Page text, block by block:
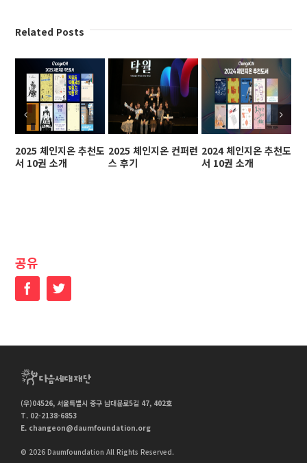
Related Posts
2025 체인지온 추천도
서 10권 소개
2025 체인지온 컨퍼런
스 후기
2024 체인지온 추천도
서 10권 소개
공유
FacebookTwitter
(우)04526, 서울특별시 중구 남대문로5길 47, 402호
T. 02-2138-6853
E. changeon@daumfoundation.org
© 2026 Daumfoundation All Rights Reserved.